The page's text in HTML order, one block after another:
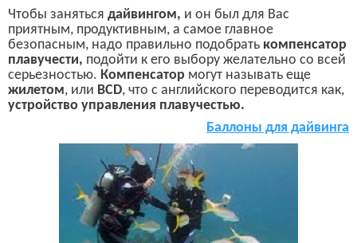
Чтобы заняться дайвингом, и он был для Вас
приятным, продуктивным, а самое главное
безопасным, надо правильно подобрать компенсатор
плавучести, подойти к его выбору желательно со всей
серьезностью. Компенсатор могут называть еще
жилетом, или BCD, что с английского переводится как,
устройство управления плавучестью.
Баллоны для дайвинга